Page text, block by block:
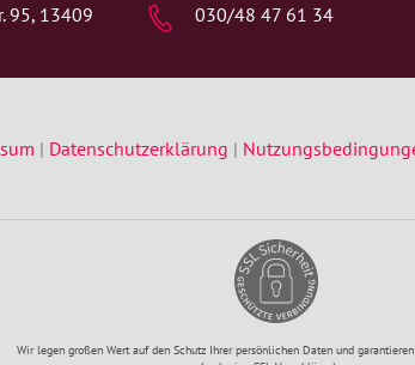
95, 13409
030/48 47 61 34
| Datenschutzerklärung |
Wir legen großen Wert auf den Schutz Ihrer persönlichen Daten und